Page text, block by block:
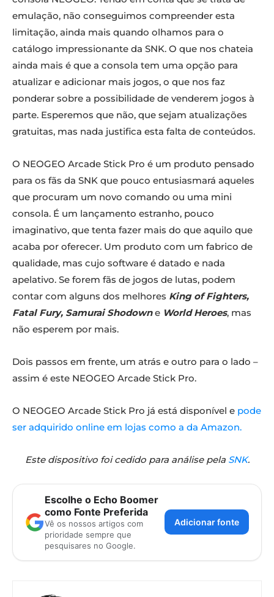
emulação, não conseguimos compreender esta
limitação, ainda mais quando olhamos para o
catálogo impressionante da SNK. O que nos chateia
ainda mais é que a consola tem uma opção para
atualizar e adicionar mais jogos, o que nos faz
ponderar sobre a possibilidade de venderem jogos à
parte. Esperemos que não, que sejam atualizações
gratuitas, mas nada justifica esta falta de conteúdos.
O NEOGEO Arcade Stick Pro é um produto pensado
para os fãs da SNK que pouco entusiasmará aqueles
que procuram um novo comando ou uma mini
consola. É um lançamento estranho, pouco
imaginativo, que tenta fazer mais do que aquilo que
acaba por oferecer. Um produto com um fabrico de
qualidade, mas cujo software é datado e nada
apelativo. Se forem fãs de jogos de lutas, podem
contar com alguns dos melhores King of Fighters,
Fatal Fury, Samurai Shodowne World Heroes, mas
não esperem por mais.
Dois passos em frente, um atrás e outro para o lado –
assim é este NEOGEO Arcade Stick Pro.
O NEOGEO Arcade Stick Pro já está disponível e pode
ser adquirido online em lojas como a da Amazon.
Este dispositivo foi cedido para análise pela SNK.
Escolhe o Echo Boomer
como Fonte Preferida
Vê os nossos artigos com
prioridade sempre que
pesquisares no Google.
Adicionar fonte